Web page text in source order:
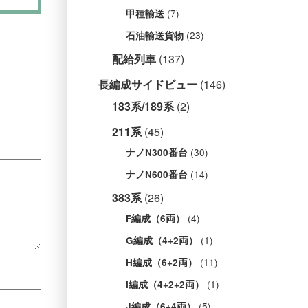
甲種輸送 (7)
石油輸送貨物 (23)
配給列車 (137)
長編成サイドビュー (146)
183系/189系(2)
211系(45)
ナノN300番台 (30)
ナノN600番台 (14)
383系(26)
F編成（6両） (4)
G編成（4+2両） (1)
H編成（6+2両） (11)
I編成（4+2+2両） (1)